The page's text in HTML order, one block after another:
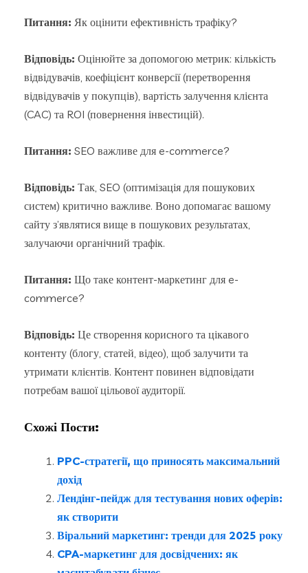
Питання: Як оцінити ефективність трафіку?
Відповідь: Оцінюйте за допомогою метрик: кількість
відвідувачів, коефіцієнт конверсії (перетворення
відвідувачів у покупців), вартість залучення клієнта
(CAC) та ROI (повернення інвестицій).
Питання: SEO важливе для e-commerce?
Відповідь: Так, SEO (оптимізація для пошукових
систем) критично важливе. Воно допомагає вашому
сайту з’являтися вище в пошукових результатах,
залучаючи органічний трафік.
Питання: Що таке контент-маркетинг для e-
commerce?
Відповідь: Це створення корисного та цікавого
контенту (блогу, статей, відео), щоб залучити та
утримати клієнтів. Контент повинен відповідати
потребам вашої цільової аудиторії.
Схожі Пости:
PPC-стратегії, що приносять максимальний
дохід
Лендінг-пейдж для тестування нових оферів:
як створити
Віральний маркетинг: тренди для 2025 року
CPA-маркетинг для досвідчених: як